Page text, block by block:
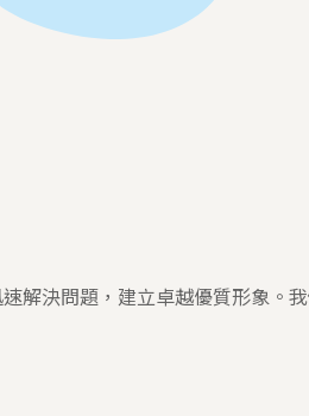
解決問題，建立卓越優質形象。